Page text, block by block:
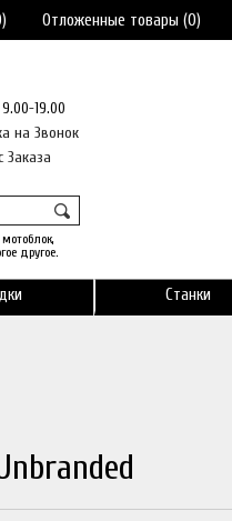
Отложенные товары (0)
9.00-19.00
на Звонок
Заказа
другое.
Станки